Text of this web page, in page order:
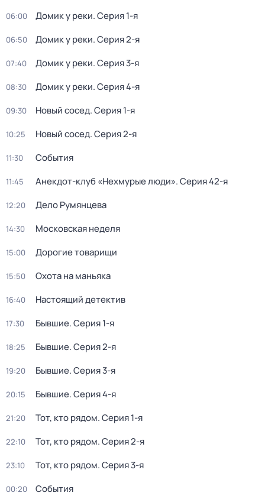
06:00 Домик у реки. Серия 1-я
06:50 Домик у реки. Серия 2-я
07:40 Домик у реки. Серия 3-я
08:30 Домик у реки. Серия 4-я
09:30 Новый сосед. Серия 1-я
10:25 Новый сосед. Серия 2-я
11:30 События
11:45 Анекдот-клуб «Нехмурые люди». Серия 42-я
12:20 Дело Румянцева
14:30 Московская неделя
15:00 Дорогие товарищи
15:50 Охота на маньяка
16:40 Настоящий детектив
17:30 Бывшие. Серия 1-я
18:25 Бывшие. Серия 2-я
19:20 Бывшие. Серия 3-я
20:15 Бывшие. Серия 4-я
21:20 Тот, кто рядом. Серия 1-я
22:10 Тот, кто рядом. Серия 2-я
23:10 Тот, кто рядом. Серия 3-я
00:20 События